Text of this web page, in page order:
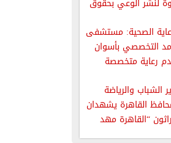
الصحية: مستشفى
التخصصي بأسوان
رعاية متخصصة
الشباب والرياضة
القاهرة يشهدان
“القاهرة مهد
بمشاركة 7000...